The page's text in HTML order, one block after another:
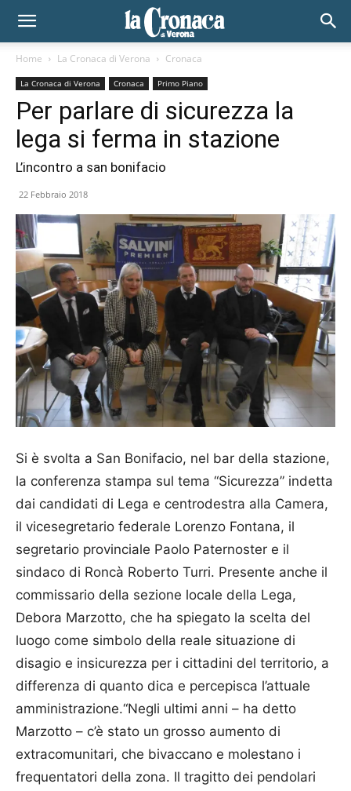
Home La Cronaca di Verona Cronaca
La Cronaca di Verona Cronaca Primo Piano
Per parlare di sicurezza la
lega si ferma in stazione
L’incontro a san bonifacio
22 Febbraio 2018
Si è svolta a San Bonifacio, nel bar della stazione,
la conferenza stampa sul tema “Sicurezza” indetta
dai candidati di Lega e centrodestra alla Camera,
il vicesegretario federale Lorenzo Fontana, il
segretario provinciale Paolo Paternoster e il
sindaco di Roncà Roberto Turri. Presente anche il
commissario della sezione locale della Lega,
Debora Marzotto, che ha spiegato la scelta del
luogo come simbolo della reale situazione di
disagio e insicurezza per i cittadini del territorio, a
differenza di quanto dica e percepisca l’attuale
amministrazione.“Negli ultimi anni – ha detto
Marzotto – c’è stato un grosso aumento di
extracomunitari, che bivaccano e molestano i
frequentatori della zona. Il tragitto dei pendolari